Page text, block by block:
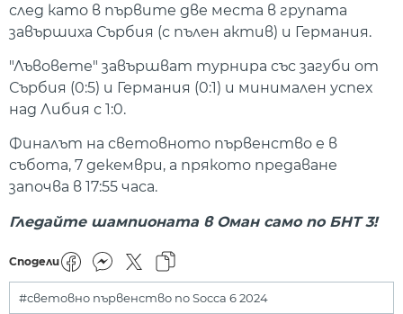
след като в първите две места в групата
завършиха Сърбия (с пълен актив) и Германия.
"Лъвовете" завършват турнира със загуби от
Сърбия (0:5) и Германия (0:1) и минимален успех
над Либия с 1:0.
Финалът на световното първенство е в
събота, 7 декември, а прякото предаване
започва в 17:55 часа.
Гледайте шампионата в Оман само по БНТ 3!
Сподели
#световно първенство по Socca 6 2024